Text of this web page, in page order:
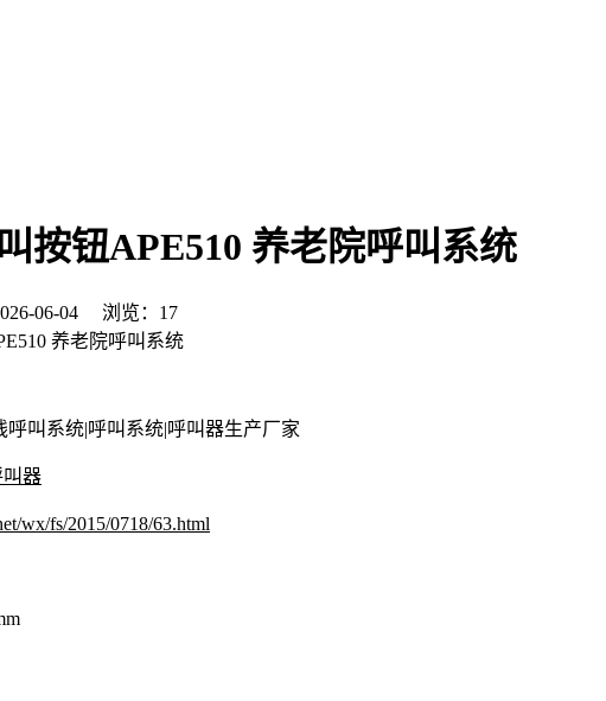
按钮APE510 养老院呼叫系统
06-04 浏览： 17
养老院呼叫系统
呼叫系统|呼叫系统|呼叫器生产厂家
叫器
wx/fs/2015/0718/63.html